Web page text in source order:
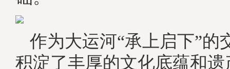
作为大运河“承上启下”的
积淀了丰厚的文化底蕴和